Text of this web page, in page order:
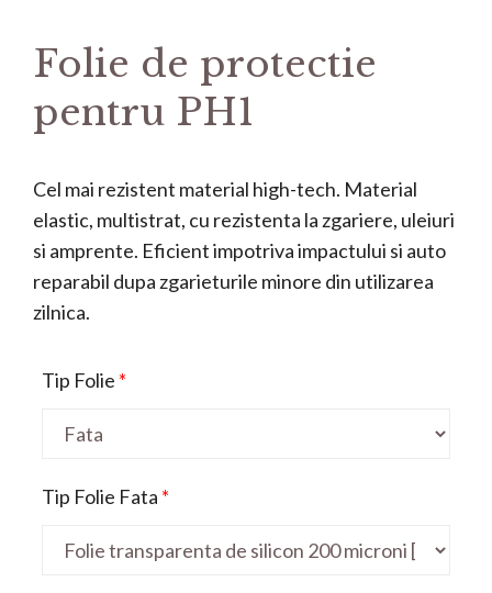
Folie de protectie
pentru PH1
Cel mai rezistent material high-tech. Material
elastic, multistrat, cu rezistenta la zgariere, uleiuri
si amprente. Eficient impotriva impactului si auto
reparabil dupa zgarieturile minore din utilizarea
zilnica.
Tip Folie *
Tip Folie Fata *